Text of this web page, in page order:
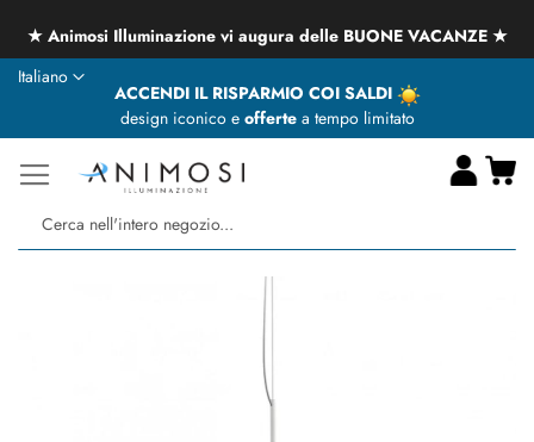
★ Animosi Illuminazione vi augura delle BUONE VACANZE ★
ACCENDI IL RISPARMIO COI SALDI
design iconico e offertea tempo limitato
Lingua
Italiano